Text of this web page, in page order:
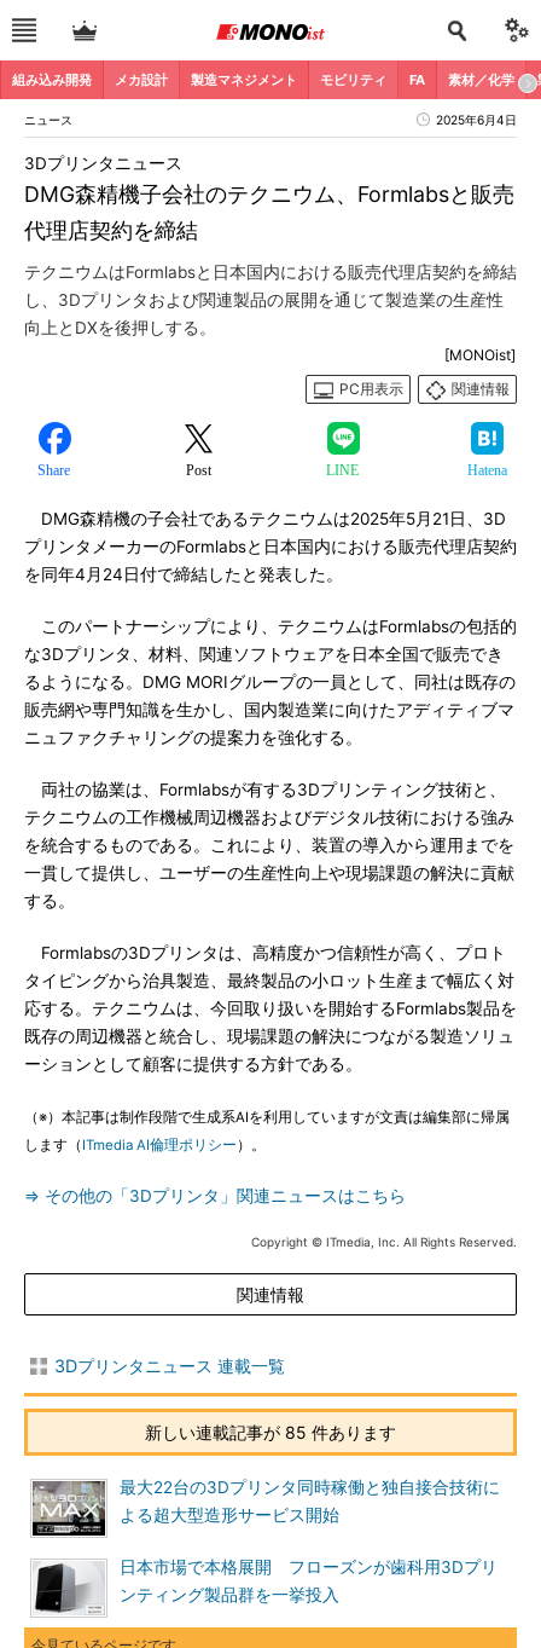
組み込み開発 メカ設計 製造マネジメント モビリティ FA 素材／化学
ニュース 2025年6月4日
DMG森精機子会社のテクニウム、Formlabsと販売
代理店契約を締結
3Dプリンタニュース
テクニウムはFormlabsと日本国内における販売代理店契約を締結
し、3Dプリンタおよび関連製品の展開を通じて製造業の生産性
向上とDXを後押しする。
[MONOist]
PC用表示
関連情報
Share Post LINE Hatena
DMG森精機の子会社であるテクニウムは2025年5月21日、3D
プリンタメーカーのFormlabsと日本国内における販売代理店契約
を同年4月24日付で締結したと発表した。
このパートナーシップにより、テクニウムはFormlabsの包括的
な3Dプリンタ、材料、関連ソフトウェアを日本全国で販売でき
るようになる。DMG MORIグループの一員として、同社は既存の
販売網や専門知識を生かし、国内製造業に向けたアディティブマ
ニュファクチャリングの提案力を強化する。
両社の協業は、Formlabsが有する3Dプリンティング技術と、
テクニウムの工作機械周辺機器およびデジタル技術における強み
を統合するものである。これにより、装置の導入から運用までを
一貫して提供し、ユーザーの生産性向上や現場課題の解決に貢献
する。
Formlabsの3Dプリンタは、高精度かつ信頼性が高く、プロト
タイピングから治具製造、最終製品の小ロット生産まで幅広く対
応する。テクニウムは、今回取り扱いを開始するFormlabs製品を
既存の周辺機器と統合し、現場課題の解決につながる製造ソリュ
ーションとして顧客に提供する方針である。
（※）本記事は制作段階で生成系AIを利用していますが文責は編集部に帰属
します（ ITmedia AI倫理ポリシー ）。
⇒ その他の「3Dプリンタ」関連ニュースはこちら
Copyright © ITmedia, Inc. All Rights Reserved.
関連情報
3Dプリンタニュース 連載一覧
新しい連載記事が 85 件あります
最大22台の3Dプリンタ同時稼働と独自接合技術に
よる超大型造形サービス開始
日本市場で本格展開 フローズンが歯科用3Dプリ
ンティング製品群を一挙投入